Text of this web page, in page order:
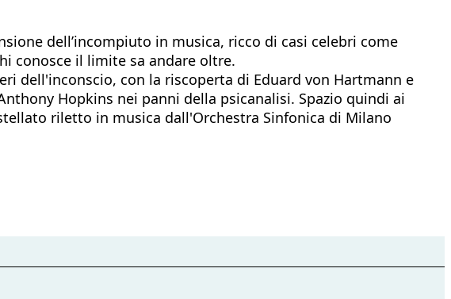
dell’incompiuto in musica, ricco di casi celebri come
conosce il limite sa andare oltre.
dell'inconscio, con la riscoperta di Eduard von Hartmann e
Hopkins nei panni della psicanalisi. Spazio quindi ai
riletto in musica dall'Orchestra Sinfonica di Milano